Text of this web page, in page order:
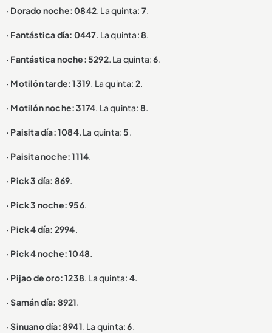
· Dorado noche: 0842. La quinta: 7.
· Fantástica día: 0447. La quinta:8.
· Fantástica noche: 5292. La quinta:6.
· Motilón tarde: 1319. La quinta: 2.
· Motilón noche: 3174. La quinta: 8.
· Paisita día: 1084. La quinta:5.
· Paisita noche: 1114.
· Pick 3 día: 869.
· Pick 3 noche: 956.
· Pick 4 día: 2994.
· Pick 4 noche: 1048.
· Pijao de oro: 1238. La quinta: 4.
· Samán día: 8921.
· Sinuano día: 8941. La quinta:6.